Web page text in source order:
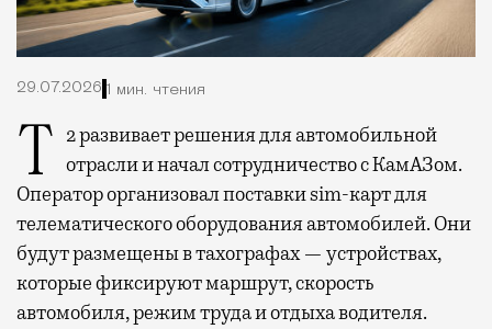
29.07.2026 1 мин. чтения
Т2 развивает решения для автомобильной отрасли и начал сотрудничество с КамАЗом.
Оператор организовал поставки sim-карт для
телематического оборудования автомобилей. Они
будут размещены в тахографах — устройствах,
которые фиксируют маршрут, скорость
автомобиля, режим труда и отдыха водителя.